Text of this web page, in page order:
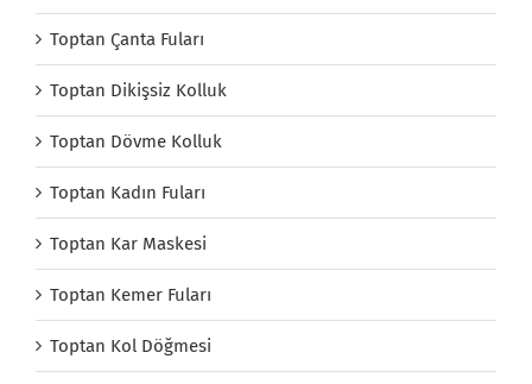
Toptan Çanta Fuları
Toptan Dikişsiz Kolluk
Toptan Dövme Kolluk
Toptan Kadın Fuları
Toptan Kar Maskesi
Toptan Kemer Fuları
Toptan Kol Döğmesi